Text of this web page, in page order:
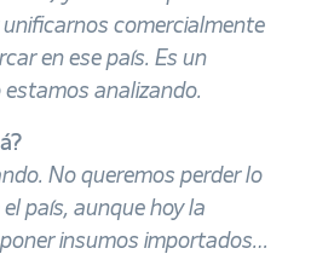
comercialmente
en ese país. Es un
analizando.
No queremos perder lo
país, aunque hoy la
insumos importados…